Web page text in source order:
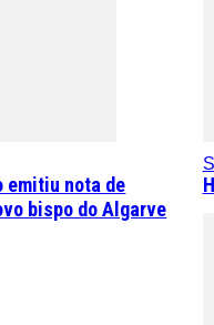
emitiu nota de
bispo do Algarve